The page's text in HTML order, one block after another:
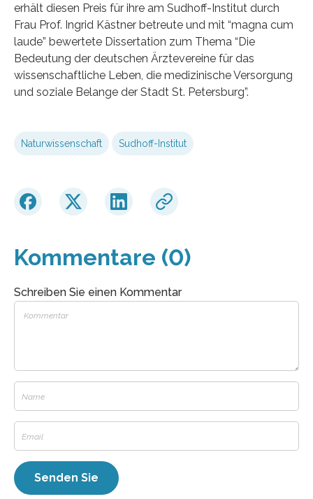
erhält diesen Preis für ihre am Sudhoff-Institut durch
Frau Prof. Ingrid Kästner betreute und mit “magna cum
laude” bewertete Dissertation zum Thema “Die
Bedeutung der deutschen Ärztevereine für das
wissenschaftliche Leben, die medizinische Versorgung
und soziale Belange der Stadt St. Petersburg”.
Naturwissenschaft Sudhoff-Institut
Kommentare (0)
Schreiben Sie einen Kommentar